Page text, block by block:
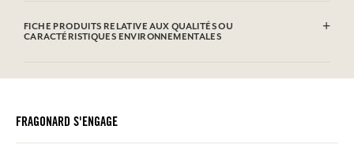
FICHE PRODUITS RELATIVE AUX QUALITÉS OU
CARACTÉRISTIQUES ENVIRONNEMENTALES
FRAGONARD S'ENGAGE